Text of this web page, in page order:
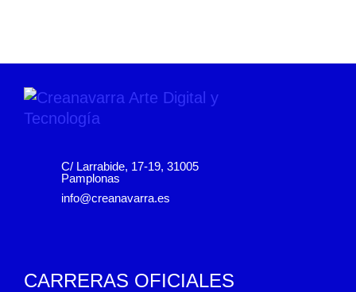
C/ Larrabide, 17-19, 31005
Pamplonas
info@creanavarra.es
CARRERAS OFICIALES